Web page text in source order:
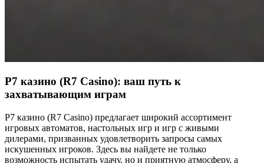
Р7 казино (R7 Casino): ваш путь к
захватывающим играм
Р7 казино (R7 Casino) предлагает широкий ассортимент
игровых автоматов, настольных игр и игр с живыми
дилерами, призванных удовлетворить запросы самых
искушенных игроков. Здесь вы найдете не только
возможность испытать удачу, но и приятную атмосферу, а